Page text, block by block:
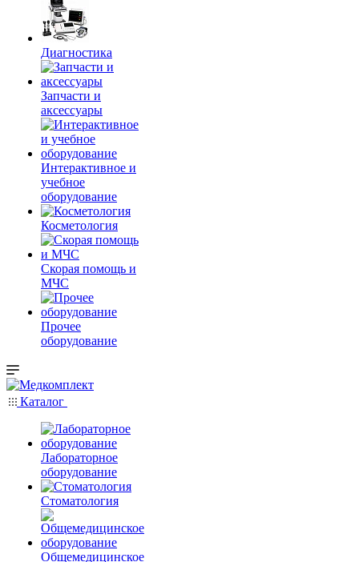
Диагностика
Запчасти и
аксессуары
Интерактивное и
учебное
оборудование
Косметология
Скорая помощь и
МЧС
Прочее
оборудование
Каталог
Лабораторное
оборудование
Стоматология
Общемедицинское